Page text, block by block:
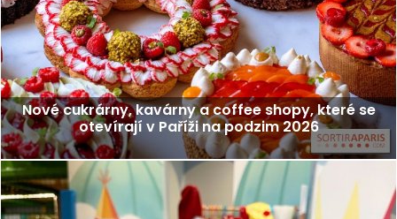
Nové cukrárny, kavárny a coffee shopy, které se
otevírají v Paříži na podzim 2026